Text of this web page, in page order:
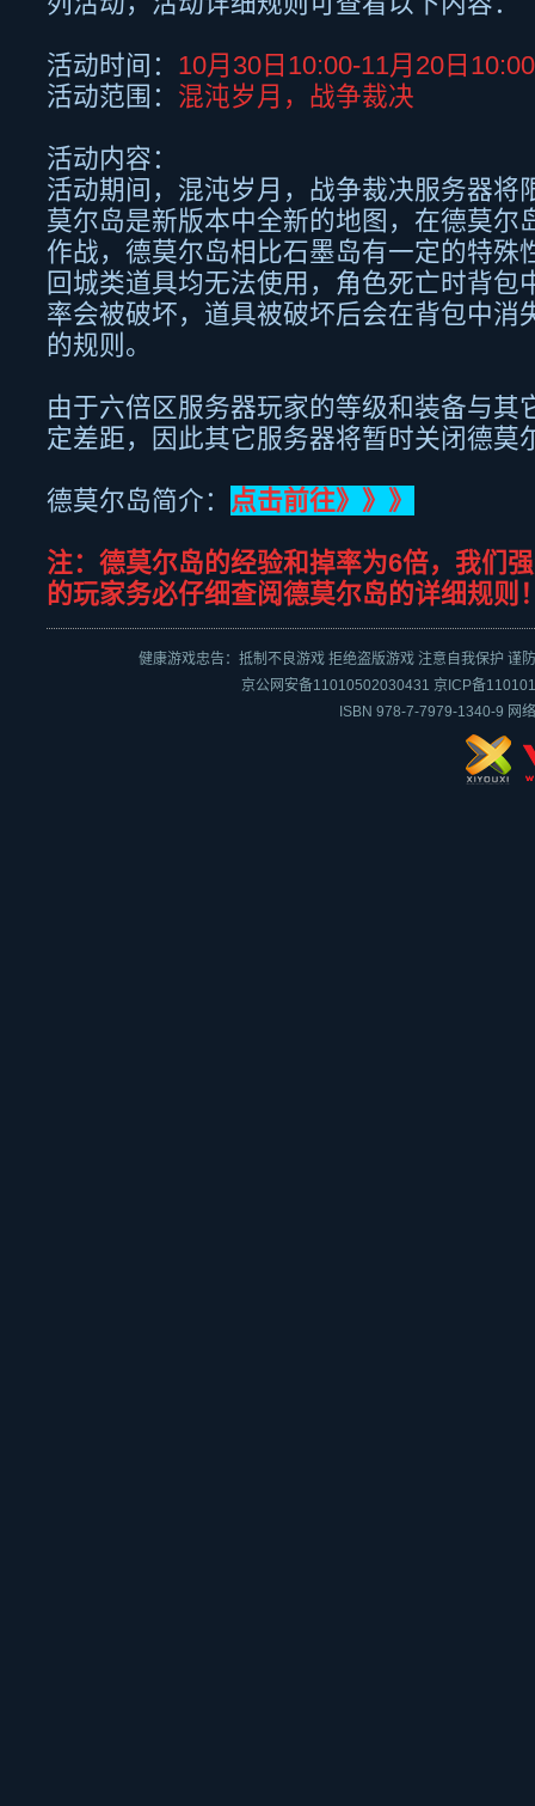
活动时间： 10月 30 日 10:00-11月 20 日 10:00
活动范围： 混沌岁月，战争裁决
活动内容：
活动期间，混沌岁月，战争裁决服务器将
莫尔岛是新版本中全新的地图，在德莫尔
作战，德莫尔岛相比石墨岛有一定的特殊
回城类道具均无法使用，角色死亡时背包
率会被破坏，道具被破坏后会在背包中消
的规则。
由于六倍区服务器玩家的等级和装备与其
定差距，因此其它服务器将暂时关闭德莫
德莫尔岛简介： 点击前往》》》
注：德莫尔岛的经验和掉率为6倍，我们
的玩家务必仔细查阅德莫尔岛的详细规则
健康游戏忠告：抵制不良游戏 拒绝盗版游戏 注意自我保护 谨
京公网安备11010502030431 京ICP备
ISBN 978-7-7979-1340-9 网